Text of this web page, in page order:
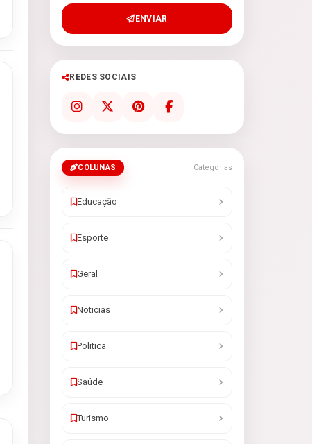
ENVIAR
REDES SOCIAIS
COLUNAS Categorias
Educação
Esporte
Geral
Noticias
Politica
Saúde
Turismo